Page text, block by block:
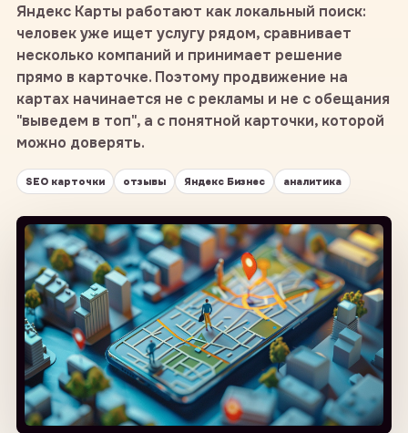
Яндекс Карты работают как локальный поиск:
человек уже ищет услугу рядом, сравнивает
несколько компаний и принимает решение
прямо в карточке. Поэтому продвижение на
картах начинается не с рекламы и не с обещания
"выведем в топ", а с понятной карточки, которой
можно доверять.
SEO карточки отзывы Яндекс Бизнес аналитика